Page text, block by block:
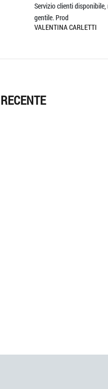
clienti disponibile, rapido e molto
CARLETTI